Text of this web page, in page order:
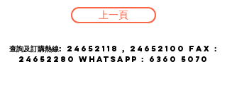
上一頁
查詢及訂購熱線: 24652118 , 24652100
FAX :
24652280 whatsapp : 6360 5070